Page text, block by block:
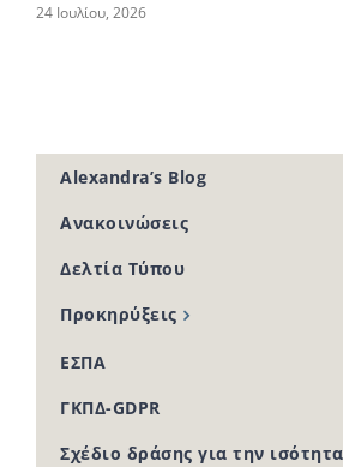
24 Ιουλίου, 2026
Alexandra’s Blog
Ανακοινώσεις
Δελτία Τύπου
Προκηρύξεις
ΕΣΠΑ
ΓΚΠΔ-GDPR
Σχέδιο δράσης για την